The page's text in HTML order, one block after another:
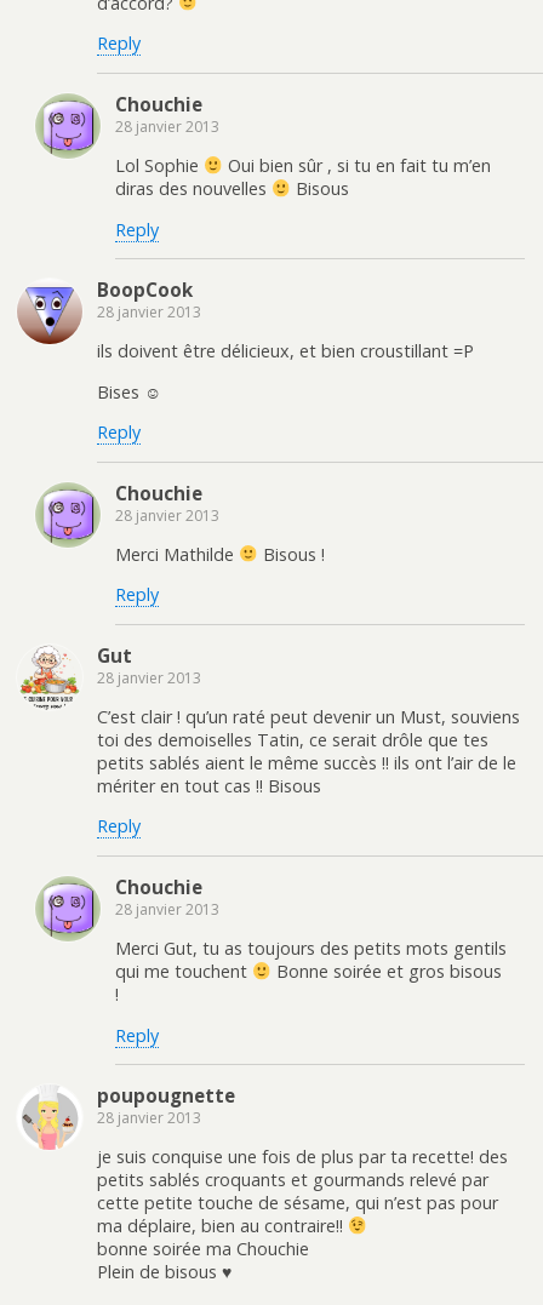
Reply
Chouchie
28 janvier 2013
Lol Sophie
Oui bien sûr , si tu en fait tu m’en
diras des nouvelles
Bisous
Reply
BoopCook
28 janvier 2013
ils doivent être délicieux, et bien croustillant =P
Bises ☺
Reply
Chouchie
28 janvier 2013
Merci Mathilde
Bisous !
Reply
Gut
28 janvier 2013
C’est clair ! qu’un raté peut devenir un Must, souviens
toi des demoiselles Tatin, ce serait drôle que tes
petits sablés aient le même succès !! ils ont l’air de le
mériter en tout cas !! Bisous
Reply
Chouchie
28 janvier 2013
Merci Gut, tu as toujours des petits mots gentils
qui me touchent
Bonne soirée et gros bisous
!
Reply
poupougnette
28 janvier 2013
je suis conquise une fois de plus par ta recette! des
petits sablés croquants et gourmands relevé par
cette petite touche de sésame, qui n’est pas pour
ma déplaire, bien au contraire!!
bonne soirée ma Chouchie
Plein de bisous ♥